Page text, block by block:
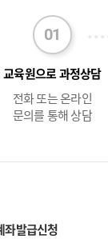
교육원으로 과정상담
전화 또는 온라인
문의를 통해 상담
좌발급신청